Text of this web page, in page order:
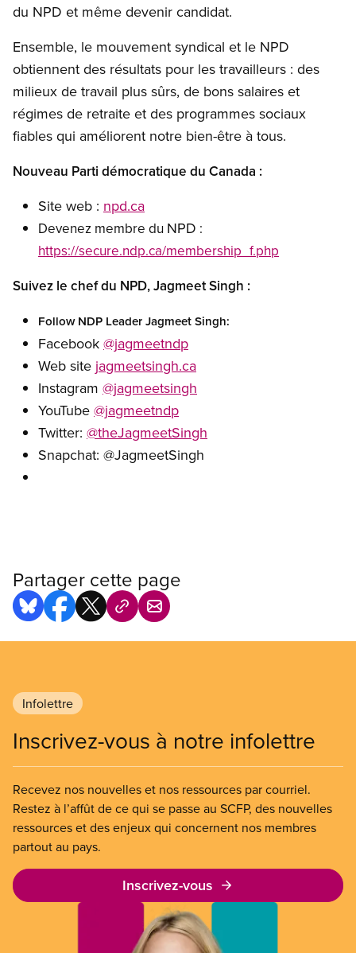
du NPD et même devenir candidat.
Ensemble, le mouvement syndical et le NPD
obtiennent des résultats pour les travailleurs : des
milieux de travail plus sûrs, de bons salaires et
régimes de retraite et des programmes sociaux
fiables qui améliorent notre bien-être à tous.
Nouveau Parti démocratique du Canada :
Site web : npd.ca
Devenez membre du NPD :
https://secure.ndp.ca/membership_f.php
Suivez le chef du NPD, Jagmeet Singh :
Follow NDP Leader Jagmeet Singh:
Facebook @jagmeetndp
Web site jagmeetsingh.ca
Instagram @jagmeetsingh
YouTube @jagmeetndp
Twitter: @theJagmeetSingh
Snapchat: @JagmeetSingh
Partager cette page
Infolettre
Inscrivez-vous à notre infolettre
Recevez nos nouvelles et nos ressources par courriel.
Restez à l’affût de ce qui se passe au SCFP, des nouvelles
ressources et des enjeux qui concernent nos membres
partout au pays.
Inscrivez-vous